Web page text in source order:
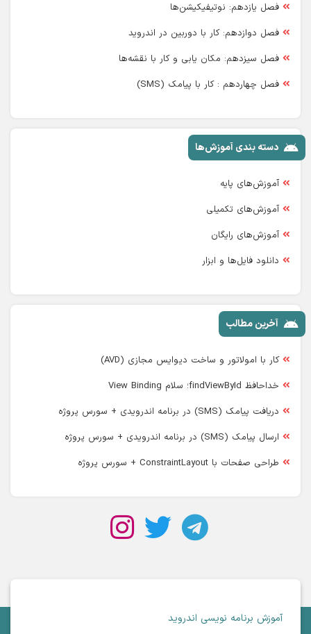
فصل یازدهم: نوتیفیکیشن‌ها
فصل دوازدهم: کار با دوربین در اندروید
فصل سیزدهم: مکان یابی و کار با نقشه‌ها
فصل چهاردهم : کار با پیامک (SMS)
دسته بندی آموزش‌ها
آموزش‌های پایه
آموزش‌های تکمیلی
آموزش‌های رایگان
دانلود فایل‌ها و ابزار
آخرین مطالب
کار با امولاتور و ساخت دیوایس مجازی (AVD)
خداحافظ findViewById؛ سلام View Binding
دریافت پیامک (SMS) در برنامه اندرویدی + سورس پروژه
ارسال پیامک (SMS) در برنامه اندرویدی + سورس پروژه
طراحی صفحات با ConstraintLayout + سورس پروژه
آموزش برنامه نویسی اندروید